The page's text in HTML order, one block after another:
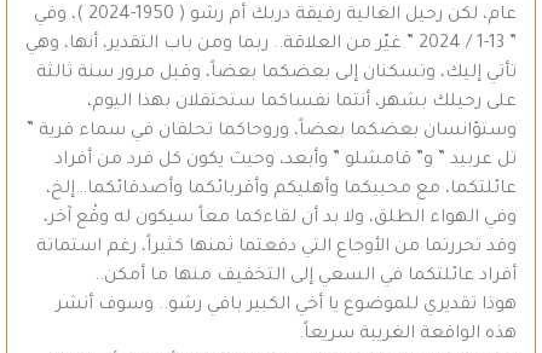
عام، لكن رحيل الغالية رفيقة دربك أم رشو ( 1950-2024 )، وفي
” 13-1 / 2024 ” غيّر من العلاقة.. ربما ومن باب التقدير، أنها، وهي
تأتي إليك، وتسكنان إلى بعضكما بعضاً، وقبل مرور سنة ثالثة
على رحيلك بشهر، أنتما نفساكما ستحتفلان بهذا اليوم،
وستؤانسان بعضكما بعضاً، وروحاكما تحلقان في سماء قرية ”
تل عربيد ” و” قامشلو ” وأبعد، وحيث يكون كل فرد من أفراد
عائلتكما، مع محبيكما وأهليكم وأقربائكما وأصدقائكما…إلخ،
وفي الهواء الطلق، ولا بد أن لقاءكما معاً سيكون له وقْع آخر،
وقد تحررتما من الأوجاع التي دفعتما ثمنها كثيراً، رغم استماتة
أفراد عائلتكما في السعي إلى التخفيف منها ما أمكن..
هوذا تقديري للموضوع يا أخي الكبير بافي رشو.. وسوف أنشر
هذه الواقعة الغريبة سريعاً.